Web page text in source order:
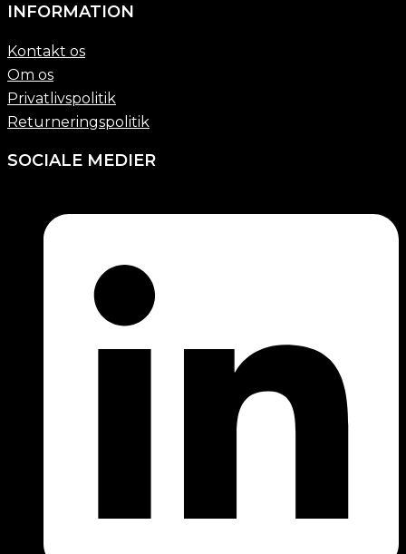
INFORMATION
Kontakt os
Om os
Privatlivspolitik
Returneringspolitik
SOCIALE MEDIER